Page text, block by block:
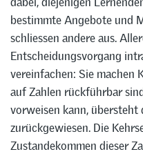
bestimmte Angebote und
schliessen andere aus.
Entscheidungsvorgang
vereinfachen: Sie machen
auf Zahlen rückführbar
vorweisen kann,
zurückgewiesen. Die
Zustandekommen dieser